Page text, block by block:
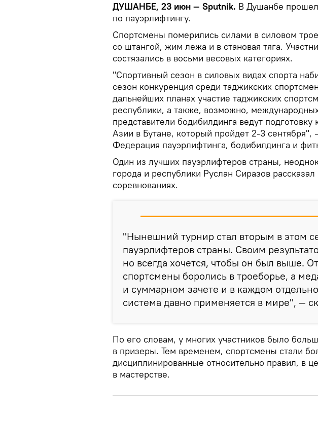
ДУШАНБЕ, 23 июн — Sputnik. В Душанбе
по пауэрлифтингу.
Спортсмены померились силами в силовом
со штангой, жим лежа и в становая тяга.
состязались в восьми весовых категориях.
"Спортивный сезон в силовых видах спорта
сезон конкуренция среди таджикских
дальнейших планах участие таджикских
республики, а также, возможно,
представители бодибилдинга ведут подготовку
Азии в Бутане, который пройдет 2-3 сентября",
Федерация пауэрлифтинга, бодибилдинга и
Один из лучших пауэрлифтеров страны,
города и республики Руслан Сиразов
соревнованиях.
"Нынешний турнир стал вторым в этом
пауэрлифтеров страны. Своим
но всегда хочется, чтобы он был выше.
спортсмены боролись в троеборье, а
и суммарном зачете и в каждом
система давно применяется в мире", —
По его словам, у многих участников было
в призеры. Тем временем, спортсмены стали
дисциплинированные относительно правил, в
в мастерстве.